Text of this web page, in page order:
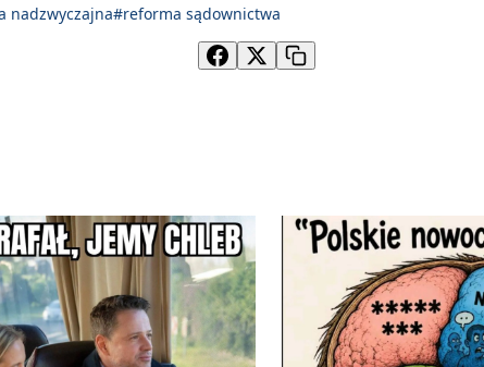
nadzwyczajna#reforma sądownictwa